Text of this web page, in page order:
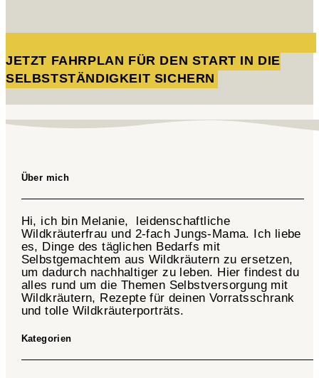
JETZT FAHRPLAN FÜR DEN START IN DIE
SELBSTSTÄNDIGKEIT SICHERN
Über mich
Hi, ich bin Melanie, leidenschaftliche
Wildkräuterfrau und 2-fachJungs-Mama. Ich liebe
es, Dinge des täglichen Bedarfs mit
Selbstgemachtem aus Wildkräutern zu ersetzen,
um dadurch nachhaltiger zu leben. Hier findest du
alles rund um die Themen Selbstversorgung mit
Wildkräutern, Rezepte für deinen Vorratsschrank
und tolle Wildkräuterporträts.
Kategorien